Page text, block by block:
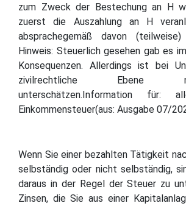
zum Zweck der Bestechung an H
zuerst die Auszahlung an H
absprachegemäß davon
Hinweis: Steuerlich gesehen gab es
Konsequenzen. Allerdings ist bei
zivilrechtliche
unterschätzen.Information für:
Einkommensteuer(aus: Ausgabe 07/
Wenn Sie einer bezahlten Tätigkeit
selbständig oder nicht selbständig,
daraus in der Regel der Steuer zu
Zinsen, die Sie aus einer